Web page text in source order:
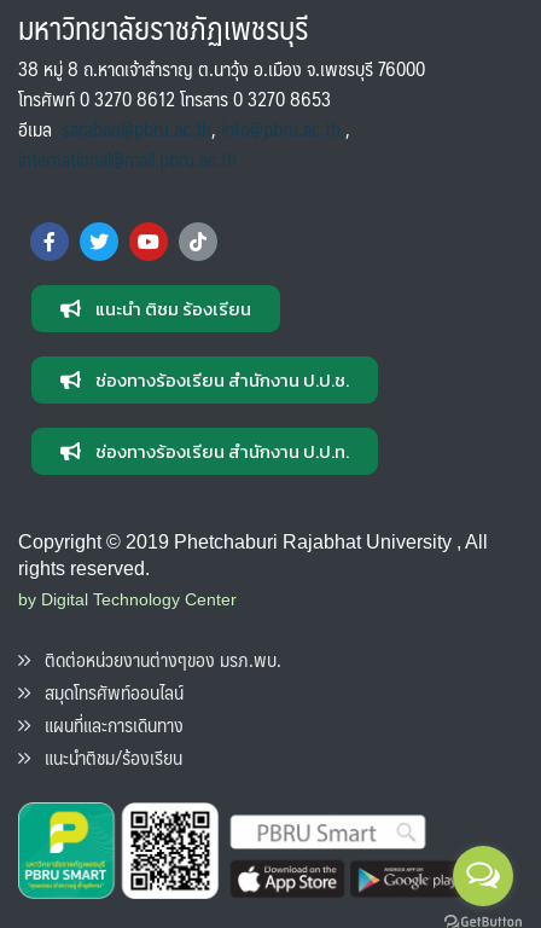
มหาวิทยาลัยราชภัฏเพชรบุรี
38 หมู่ 8 ถ.หาดเจ้าสำราญ ต.นาวุ้ง อ.เมือง จ.เพชรบุรี 76000
โทรศัพท์ 0 3270 8612 โทรสาร 0 3270 8653
อีเมล saraban@pbru.ac.th, info@pbru.ac.th,
international@mail.pbru.ac.th
แนะนำ ติชม ร้องเรียน
ช่องทางร้องเรียน สำนักงาน ป.ป.ช.
ช่องทางร้องเรียน สำนักงาน ป.ป.ท.
Copyright © 2019 Phetchaburi Rajabhat University , All
rights reserved.
by Digital Technology Center
ติดต่อหน่วยงานต่างๆของ มรภ.พบ.
สมุดโทรศัพท์ออนไลน์
แผนที่และการเดินทาง
แนะนำติชม/ร้องเรียน